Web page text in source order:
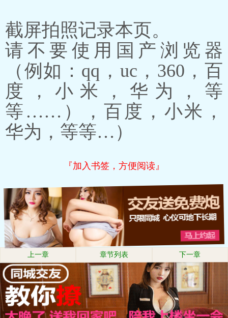
截屏拍照记录本页。
请不要使用国产浏览器
（例如：qq，uc，360，百
度，小米，华为，等
等……），百度，小米，
华为，等等…）
『加入书签，方便阅读』
上一章 章节列表 下一章